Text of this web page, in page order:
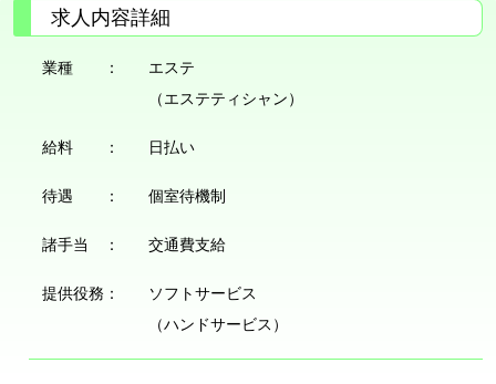
求人内容詳細
業種 ：
エステ
（エステティシャン）
給料 ： 日払い
待遇 ： 個室待機制
諸手当 ： 交通費支給
提供役務：
ソフトサービス
（ハンドサービス）